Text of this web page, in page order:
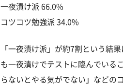
一夜漬け派 66.0%
コツコツ勉強派 34.0%
「一夜漬け派」が約7割という結
も一夜漬けでテストに臨んでいる
らないとやる気がでない」などの